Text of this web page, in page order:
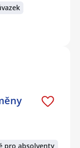
pro absolventy